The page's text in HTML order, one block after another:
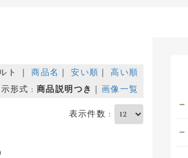
ト ｜商品名 ｜安い順
高い順
示形式 :商品説明つき 画像一覧
表示件数 :